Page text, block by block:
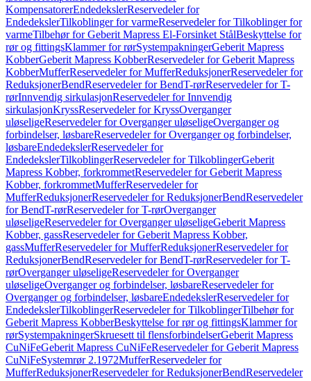
KompensatorerEndedekslerReservedeler for
EndedekslerTilkoblinger for varmeReservedeler for Tilkoblinger for
varmeTilbehør for Geberit Mapress El-Forsinket StålBeskyttelse for
rør og fittingsKlammer for rørSystempakningerGeberit Mapress
KobberGeberit Mapress KobberReservedeler for Geberit Mapress
KobberMufferReservedeler for MufferReduksjonerReservedeler for
ReduksjonerBendReservedeler for BendT-rørReservedeler for T-
rørInnvendig sirkulasjonReservedeler for Innvendig
sirkulasjonKryssReservedeler for KryssOverganger
uløseligeReservedeler for Overganger uløseligeOverganger og
forbindelser, løsbareReservedeler for Overganger og forbindelser,
løsbareEndedekslerReservedeler for
EndedekslerTilkoblingerReservedeler for TilkoblingerGeberit
Mapress Kobber, forkrommetReservedeler for Geberit Mapress
Kobber, forkrommetMufferReservedeler for
MufferReduksjonerReservedeler for ReduksjonerBendReservedeler
for BendT-rørReservedeler for T-rørOverganger
uløseligeReservedeler for Overganger uløseligeGeberit Mapress
Kobber, gassReservedeler for Geberit Mapress Kobber,
gassMufferReservedeler for MufferReduksjonerReservedeler for
ReduksjonerBendReservedeler for BendT-rørReservedeler for T-
rørOverganger uløseligeReservedeler for Overganger
uløseligeOverganger og forbindelser, løsbareReservedeler for
Overganger og forbindelser, løsbareEndedekslerReservedeler for
EndedekslerTilkoblingerReservedeler for TilkoblingerTilbehør for
Geberit Mapress KobberBeskyttelse for rør og fittingsKlammer for
rørSystempakningerSkruesett til flensforbindelserGeberit Mapress
CuNiFeGeberit Mapress CuNiFeReservedeler for Geberit Mapress
CuNiFeSystemrør 2.1972MufferReservedeler for
MufferReduksjonerReservedeler for ReduksjonerBendReservedeler